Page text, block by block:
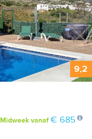
9,2
Midweekvanaf € 685